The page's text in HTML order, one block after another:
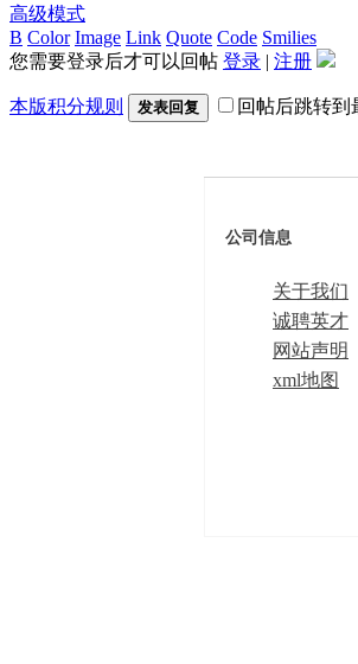
高级模式
B Color Image Link Quote Code Smilies
您需要登录后才可以回帖 登录 | 注册
本版积分规则 发表回复 回帖后跳转到
公司信息
关于我们
诚聘英才
网站声明
xml地图